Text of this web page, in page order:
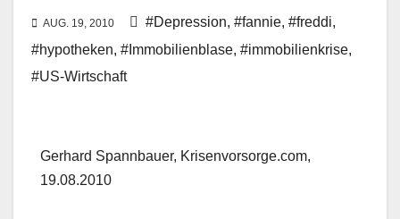
AUG. 19, 2010 #Depression, #fannie, #freddi,
#hypotheken, #Immobilienblase, #immobilienkrise,
#US-Wirtschaft
Gerhard Spannbauer, Krisenvorsorge.com,
19.08.2010